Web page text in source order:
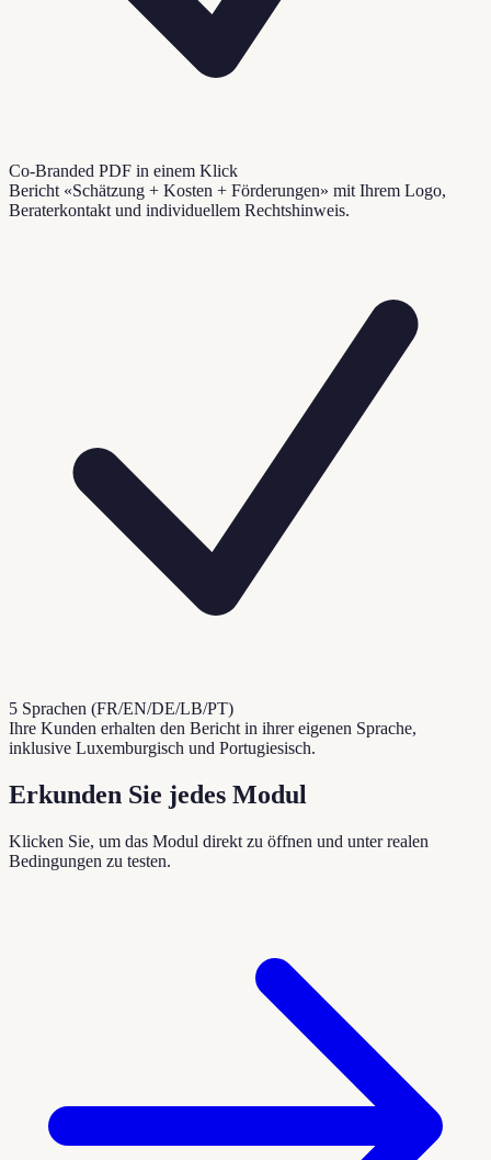
Co-Branded PDF in einem Klick
Bericht «Schätzung + Kosten + Förderungen» mit Ihrem Logo,
Beraterkontakt und individuellem Rechtshinweis.
5 Sprachen (FR/EN/DE/LB/PT)
Ihre Kunden erhalten den Bericht in ihrer eigenen Sprache,
inklusive Luxemburgisch und Portugiesisch.
Erkunden Sie jedes Modul
Klicken Sie, um das Modul direkt zu öffnen und unter realen
Bedingungen zu testen.